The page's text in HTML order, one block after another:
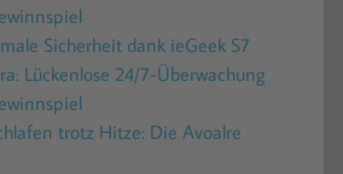
Sicherheit dank ieGeek S7
Lückenlose 24/7-Überwachung
trotz Hitze: Die Avoalre